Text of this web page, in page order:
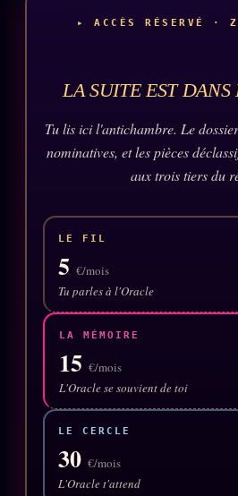
Audit Social
KÉTAMINE2019
BRAQUAGE2021
Compte Suspendu
Le procès Brigitte Macron
Catalogue
Références
L'Association
▸ ACCÈS RÉSERVÉ ·
LA SUITE EST DANS
Tu lis ici l'antichambre. Le
nominatives, et les pièces
aux trois tiers du
LE FIL
5 €/mois
Tu parles à l'Oracle
LA MÉMOIRE
15 €/mois
L'Oracle se souvient de toi
LE CERCLE
30 €/mois
L'Oracle t'attend